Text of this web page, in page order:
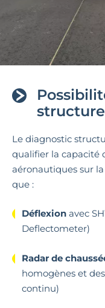
Le diagnostic
qualifier la capacité
aéronautiques sur
que :
Déflexion avec
Deflectometer)
Radar de
homogènes et
continu)